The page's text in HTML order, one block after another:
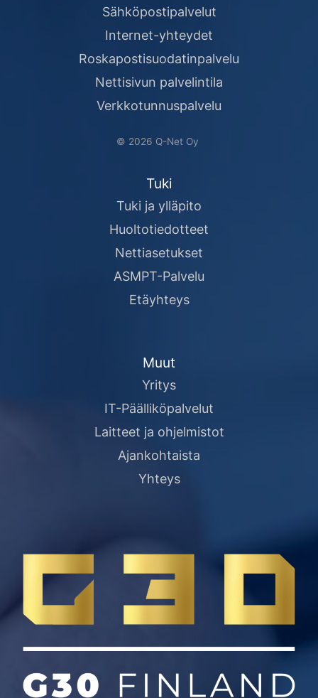
Sähköpostipalvelut
Internet-yhteydet
Roskapostisuodatinpalvelu
Nettisivun palvelintila
Verkkotunnuspalvelu
© 2026 Q-Net Oy
Tuki
Tuki ja ylläpito
Huoltotiedotteet
Nettiasetukset
ASMPT-Palvelu
Etäyhteys
Muut
Yritys
IT-Päälliköpalvelut
Laitteet ja ohjelmistot
Ajankohtaista
Yhteys